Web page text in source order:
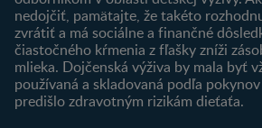
nedojčiť, pamätajte, že takéto
zvrátiť a má sociálne a finančné
čiastočného kŕmenia z fľašky zníži
mlieka. Dojčenská výživa by mala byť
používaná a skladovaná podľa
predišlo zdravotným rizikám dieťaťa.